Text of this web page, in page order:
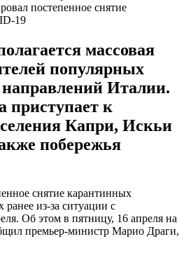
постепенное снятие
19
массовая
популярных
Италии.
приступает к
Капри, Искьи
побережья
снятие карантинных
из-за ситуации с
Об этом в пятницу, 16 апреля на
премьер-министр Марио Драги,